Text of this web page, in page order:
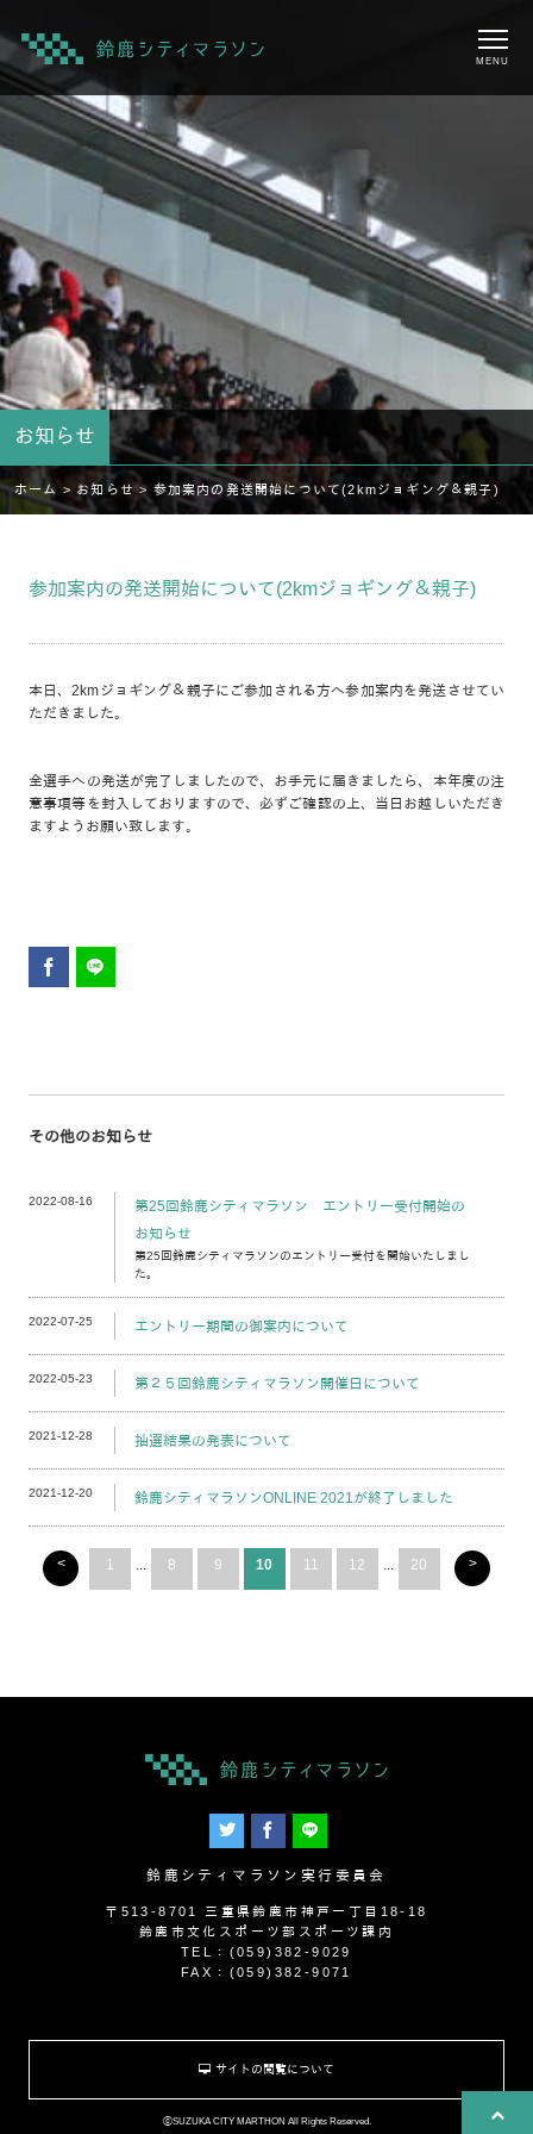
MENU
お知らせ
ホーム > お知らせ > 参加案内の発送開始について(2kmジョギング＆親子)
参加案内の発送開始について(2kmジョギング＆親子)
本日、2kmジョギング＆親子にご参加される方へ参加案内を発送させてい
ただきました。
全選手への発送が完了しましたので、お手元に届きましたら、本年度の注
意事項等を封入しておりますので、必ずご確認の上、当日お越しいただき
ますようお願い致します。
その他のお知らせ
2022-08-16
第25回鈴鹿シティマラソン エントリー受付開始の
お知らせ
第25回鈴鹿シティマラソンのエントリー受付を開始いたしまし
た。
2022-07-25 エントリー期間の御案内について
2022-05-23 第２５回鈴鹿シティマラソン開催日について
2021-12-28 抽選結果の発表について
2021-12-20 鈴鹿シティマラソンONLINE 2021が終了しました
< 1 ... 8 9 10 11 12 ... 20 >
鈴鹿シティマラソン実行委員会
〒513-8701 三重県鈴鹿市神戸一丁目18-18
鈴鹿市文化スポーツ部スポーツ課内
TEL：(059)382-9029
FAX：(059)382-9071
サイトの閲覧について
ⓒSUZUKA CITY MARTHON All Rights Reserved.